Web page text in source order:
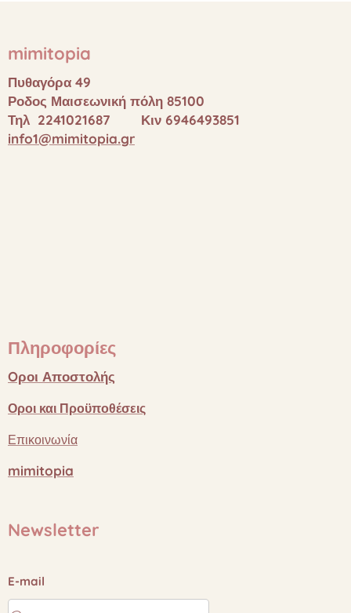
mimitopia
Πυθαγόρα 49
Ροδος Μαισεωνική πόλη 85100
Τηλ 2241021687 Κιν 6946493851
info1@mimitopia.gr
Πληροφορίες
Oροι Αποστολής
Οροι και Προϋποθέσεις
Επικοινωνία
mimitopia
Newsletter
E-mail